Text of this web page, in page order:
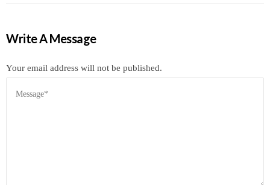
Write A Message
Your email address will not be published.